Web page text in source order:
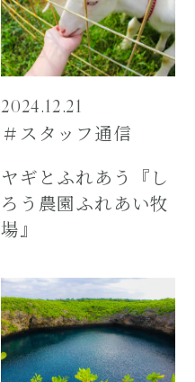
2024.12.21
＃スタッフ通信
ヤギとふれあう『し
ろう農園ふれあい牧
場』